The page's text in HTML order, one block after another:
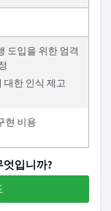
도입을 위한 엄격
대한 인식 제고
현 비용
엇입니까?